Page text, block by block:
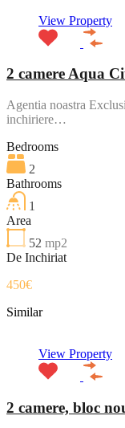
View Property
2 camere Aqua
Agentia noastra
inchiriere…
Bedrooms
2
Bathrooms
1
Area
52 mp2
De Inchiriat
450€
Similar
View Property
2 camere, bloc